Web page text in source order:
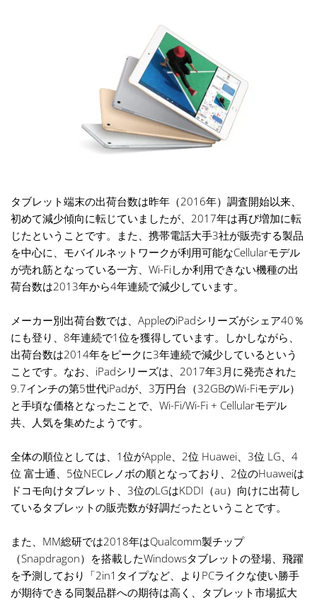
タブレット端末の出荷台数は昨年（2016年）調査開始以来、
初めて減少傾向に転じていましたが、2017年は再び増加に転
じたということです。また、携帯電話大手3社が販売する製品
を中心に、モバイルネットワークが利用可能なCellularモデル
が売れ筋となっている一方、Wi-Fiしか利用できない機種の出
荷台数は2013年から4年連続で減少しています。
メーカー別出荷台数では、AppleのiPadシリーズがシェア40％
にも登り、8年連続で1位を獲得しています。しかしながら、
出荷台数は2014年をピークに3年連続で減少しているという
ことです。なお、iPadシリーズは、2017年3月に発売された
9.7インチの第5世代iPadが、3万円台（32GBのWi-Fiモデル）
と手頃な価格となったことで、Wi-Fi/Wi-Fi + Cellularモデル
共、人気を集めたようです。
全体の順位としては、1位がApple、2位 Huawei、3位 LG、4
位 富士通、5位NECレノボの順となっており、2位のHuaweiは
ドコモ向けタブレット、3位のLGはKDDI（au）向けに出荷し
ているタブレットの販売数が好調だったということです。
また、MM総研では2018年はQualcomm製チップ
（Snapdragon）を搭載したWindowsタブレットの登場、飛躍
を予測しており「2in1タイプなど、よりPCライクな使い勝手
が期待できる同製品群への期待は高く、タブレット市場拡大